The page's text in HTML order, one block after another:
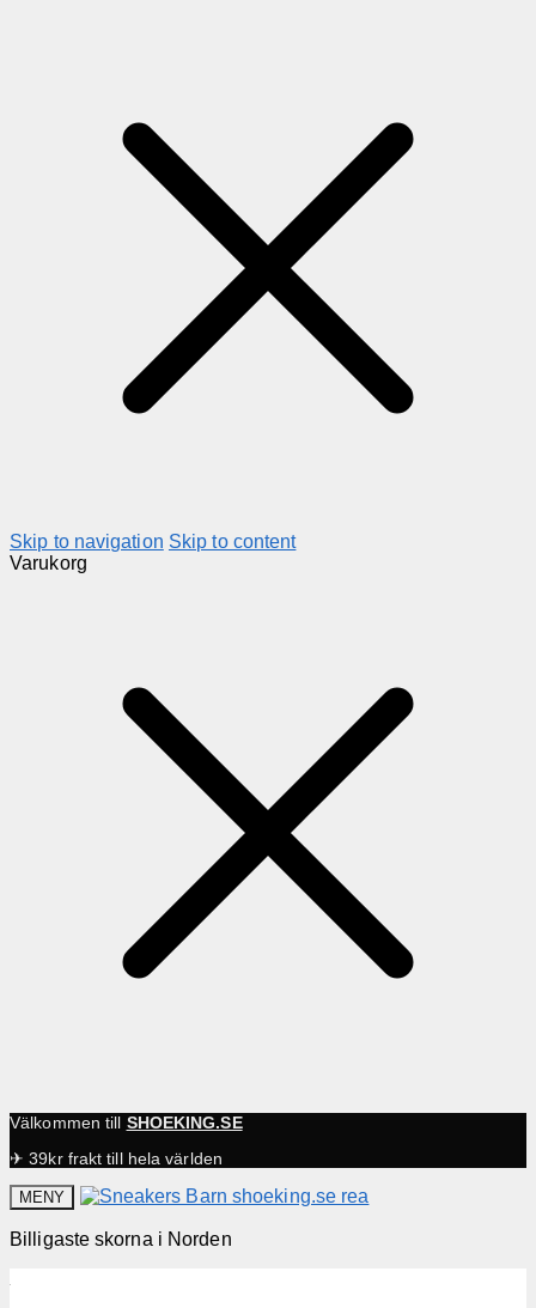
Skip to navigation Skip to content
Varukorg
Välkommen till SHOEKING.SE
✈ 39kr frakt till hela världen
MENY
Billigaste skorna i Norden